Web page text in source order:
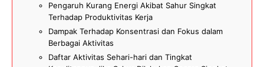
Pengaruh Kurang Energi Akibat Sahur Singkat
Terhadap Produktivitas Kerja
Dampak Terhadap Konsentrasi dan Fokus dalam
Berbagai Aktivitas
Daftar Aktivitas Sehari-hari dan Tingkat